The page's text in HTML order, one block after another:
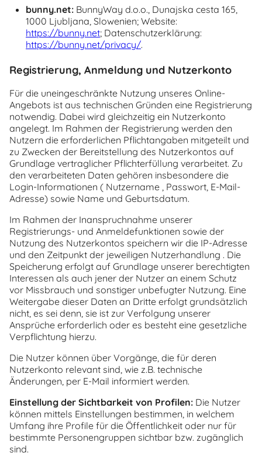
bunny.net: BunnyWay d.o.o., Dunajska cesta 165,
1000 Ljubljana, Slowenien; Website:
https://bunny.net; Datenschutzerklärung:
https://bunny.net/privacy/.
Registrierung, Anmeldung und Nutzerkonto
Für die uneingeschränkte Nutzung unseres Online-
Angebots ist aus technischen Gründen eine Registrierung
notwendig. Dabei wird gleichzeitig ein Nutzerkonto
angelegt. Im Rahmen der Registrierung werden den
Nutzern die erforderlichen Pflichtangaben mitgeteilt und
zu Zwecken der Bereitstellung des Nutzerkontos auf
Grundlage vertraglicher Pflichterfüllung verarbeitet. Zu
den verarbeiteten Daten gehören insbesondere die
Login-Informationen ( Nutzername , Passwort, E-Mail-
Adresse) sowie Name und Geburtsdatum.
Im Rahmen der Inanspruchnahme unserer
Registrierungs- und Anmeldefunktionen sowie der
Nutzung des Nutzerkontos speichern wir die IP-Adresse
und den Zeitpunkt der jeweiligen Nutzerhandlung . Die
Speicherung erfolgt auf Grundlage unserer berechtigten
Interessen als auch jener der Nutzer an einem Schutz
vor Missbrauch und sonstiger unbefugter Nutzung. Eine
Weitergabe dieser Daten an Dritte erfolgt grundsätzlich
nicht, es sei denn, sie ist zur Verfolgung unserer
Ansprüche erforderlich oder es besteht eine gesetzliche
Verpflichtung hierzu.
Die Nutzer können über Vorgänge, die für deren
Nutzerkonto relevant sind, wie z.B. technische
Änderungen, per E-Mail informiert werden.
Einstellung der Sichtbarkeit von Profilen: Die Nutzer
können mittels Einstellungen bestimmen, in welchem
Umfang ihre Profile für die Öffentlichkeit oder nur für
bestimmte Personengruppen sichtbar bzw. zugänglich
sind.